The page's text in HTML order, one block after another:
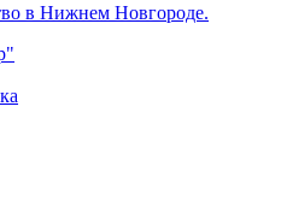
в Нижнем Новгороде.